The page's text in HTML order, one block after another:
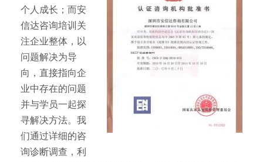
个人成长；而安
信达咨询培训关
注企业整体，以
问题解决为导
向，直接指向企
业中存在的问题
并与学员一起探
寻解决方法。我
们通过详细的咨
询诊断调查，利